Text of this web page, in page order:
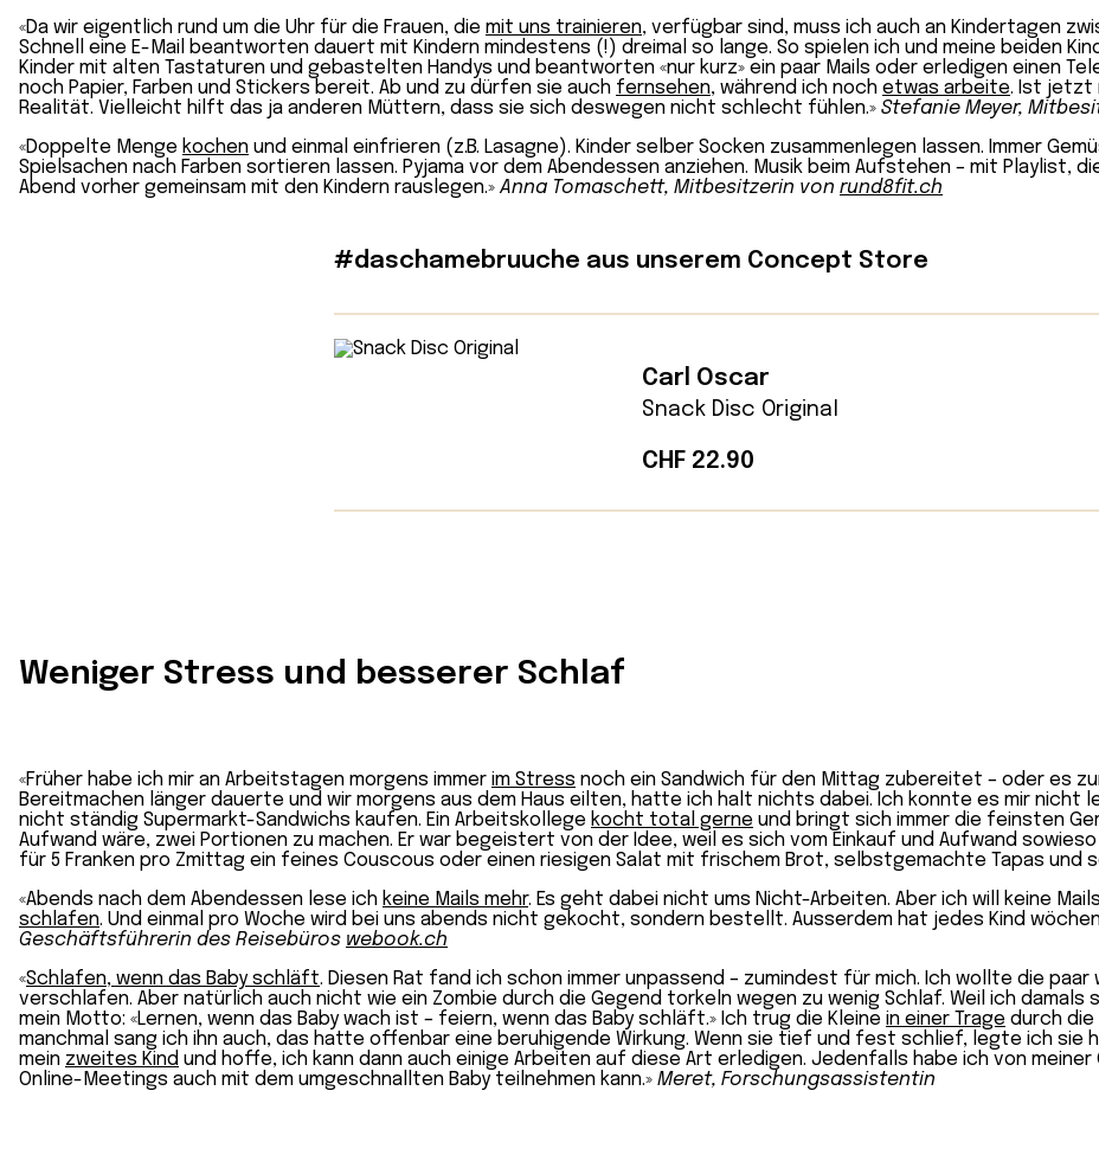
«Da wir eigentlich rund um die Uhr für die Frauen, die mit uns trainieren, verfügbar sind, muss ich auch an Kindertagen
Schnell eine E-Mail beantworten dauert mit Kindern mindestens (!) dreimal so lange. So spielen ich und meine beiden
Kinder mit alten Tastaturen und gebastelten Handys und beantworten «nur kurz» ein paar Mails oder erledigen einen
noch Papier, Farben und Stickers bereit. Ab und zu dürfen sie auch fernsehen, während ich noch etwas arbeite. Ist jetzt
Realität. Vielleicht hilft das ja anderen Müttern, dass sie sich deswegen nicht schlecht fühlen.» Stefanie Meyer,
«Doppelte Menge kochen und einmal einfrieren (z.B. Lasagne). Kinder selber Socken zusammenlegen lassen. Immer
Spielsachen nach Farben sortieren lassen. Pyjama vor dem Abendessen anziehen. Musik beim Aufstehen – mit Playlist,
Abend vorher gemeinsam mit den Kindern rauslegen.» Anna Tomaschett, Mitbesitzerin von rund8fit.ch
#daschamebruuche aus unserem Concept Store
Carl Oscar
Snack Disc Original
CHF22.90
Weniger Stress und besserer Schlaf
«Früher habe ich mir an Arbeitstagen morgens immer im Stress noch ein Sandwich für den Mittag zubereitet – oder es
Bereitmachen länger dauerte und wir morgens aus dem Haus eilten, hatte ich halt nichts dabei. Ich konnte es mir
nicht ständig Supermarkt-Sandwichs kaufen. Ein Arbeitskollege kocht total gerne und bringt sich immer die feinsten
Aufwand wäre, zwei Portionen zu machen. Er war begeistert von der Idee, weil es sich vom Einkauf und Aufwand
für 5 Franken pro Zmittag ein feines Couscous oder einen riesigen Salat mit frischem Brot, selbstgemachte Tapas und
«Abends nach dem Abendessen lese ich keine Mails mehr. Es geht dabei nicht ums Nicht-Arbeiten. Aber ich will keine
schlafen. Und einmal pro Woche wird bei uns abends nicht gekocht, sondern bestellt. Ausserdem hat jedes Kind
Geschäftsführerin des Reisebüros webook.ch
«Schlafen, wenn das Baby schläft. Diesen Rat fand ich schon immer unpassend – zumindest für mich. Ich wollte die
verschlafen. Aber natürlich auch nicht wie ein Zombie durch die Gegend torkeln wegen zu wenig Schlaf. Weil ich
mein Motto: «Lernen, wenn das Baby wach ist – feiern, wenn das Baby schläft.» Ich trug die Kleine in einer Trage durch die
manchmal sang ich ihn auch, das hatte offenbar eine beruhigende Wirkung. Wenn sie tief und fest schlief, legte ich sie
mein zweites Kind und hoffe, ich kann dann auch einige Arbeiten auf diese Art erledigen. Jedenfalls habe ich von
Online-Meetings auch mit dem umgeschnallten Baby teilnehmen kann.» Meret, Forschungsassistentin